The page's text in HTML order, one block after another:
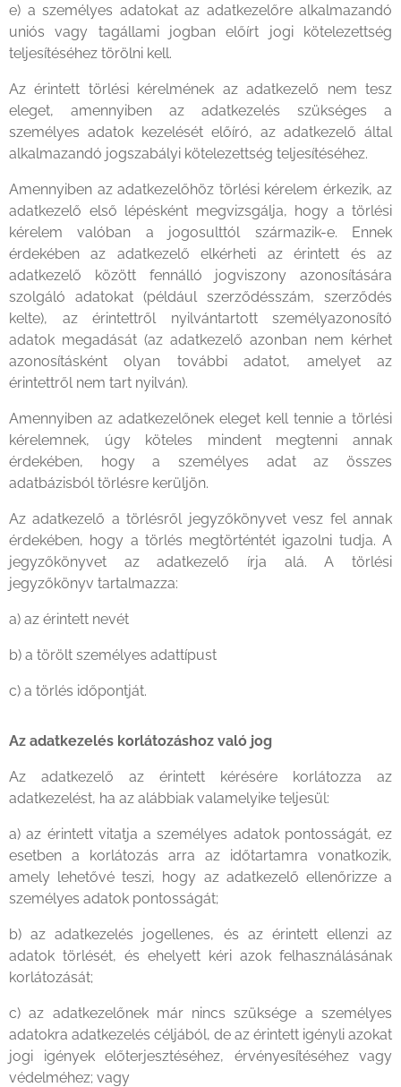
e) a személyes adatokat az adatkezelőre alkalmazandó
uniós vagy tagállami jogban előírt jogi kötelezettség
teljesítéséhez törölni kell.
Az érintett törlési kérelmének az adatkezelő nem tesz
eleget, amennyiben az adatkezelés szükséges a
személyes adatok kezelését előíró, az adatkezelő által
alkalmazandó jogszabályi kötelezettség teljesítéséhez.
Amennyiben az adatkezelőhöz törlési kérelem érkezik, az
adatkezelő első lépésként megvizsgálja, hogy a törlési
kérelem valóban a jogosulttól származik-e. Ennek
érdekében az adatkezelő elkérheti az érintett és az
adatkezelő között fennálló jogviszony azonosítására
szolgáló adatokat (például szerződésszám, szerződés
kelte), az érintettről nyilvántartott személyazonosító
adatok megadását (az adatkezelő azonban nem kérhet
azonosításként olyan további adatot, amelyet az
érintettről nem tart nyilván).
Amennyiben az adatkezelőnek eleget kell tennie a törlési
kérelemnek, úgy köteles mindent megtenni annak
érdekében, hogy a személyes adat az összes
adatbázisból törlésre kerüljön.
Az adatkezelő a törlésről jegyzőkönyvet vesz fel annak
érdekében, hogy a törlés megtörténtét igazolni tudja. A
jegyzőkönyvet az adatkezelő írja alá. A törlési
jegyzőkönyv tartalmazza:
a) az érintett nevét
b) a törölt személyes adattípust
c) a törlés időpontját.
Az adatkezelés korlátozáshoz való jog
Az adatkezelő az érintett kérésére korlátozza az
adatkezelést, ha az alábbiak valamelyike teljesül:
a) az érintett vitatja a személyes adatok pontosságát, ez
esetben a korlátozás arra az időtartamra vonatkozik,
amely lehetővé teszi, hogy az adatkezelő ellenőrizze a
személyes adatok pontosságát;
b) az adatkezelés jogellenes, és az érintett ellenzi az
adatok törlését, és ehelyett kéri azok felhasználásának
korlátozását;
c) az adatkezelőnek már nincs szüksége a személyes
adatokra adatkezelés céljából, de az érintett igényli azokat
jogi igények előterjesztéséhez, érvényesítéséhez vagy
védelméhez; vagy